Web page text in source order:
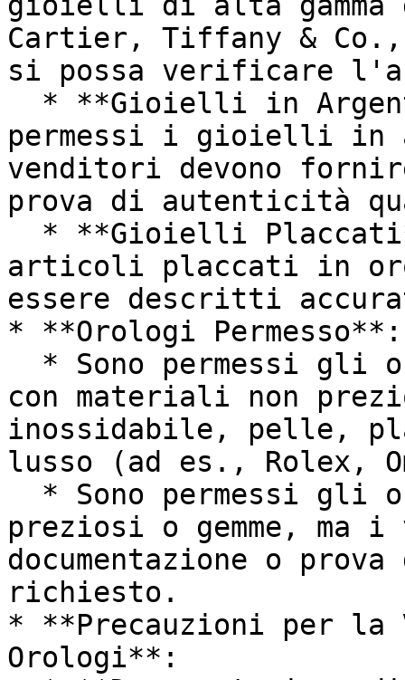
Cartier, Tiffany &
si possa verificare
permessi i gioielli in
venditori devono
prova di autenticità
articoli placcati in
essere descritti
* **Orologi Permesso**:
con materiali non
inossidabile, pelle,
lusso (ad es., Rolex,
preziosi o gemme, ma
documentazione o
richiesto.
* **Precauzioni per
Orologi**: